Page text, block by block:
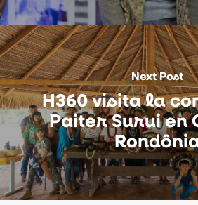
Next Post
H360 visita la
Paiter Surui en